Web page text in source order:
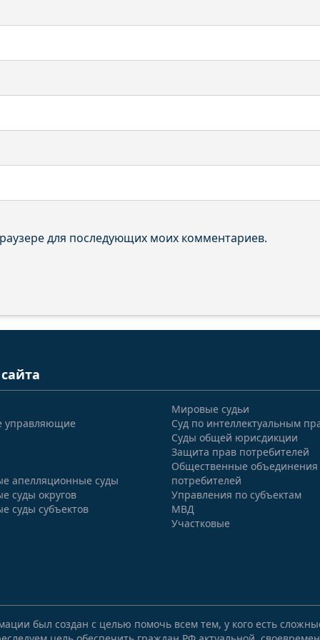
для последующих моих комментариев.
управляющие
апелляционные суды
суды округов
суды субъектов
Мировые судьи
Суд по интеллектуальным
Суды общей юрисдикции
Защита прав потребителей
Общественные объединения
потребителей
Управления по субъектам
МВД
Участковые
был создан с целью помочь всем тем, у кого есть